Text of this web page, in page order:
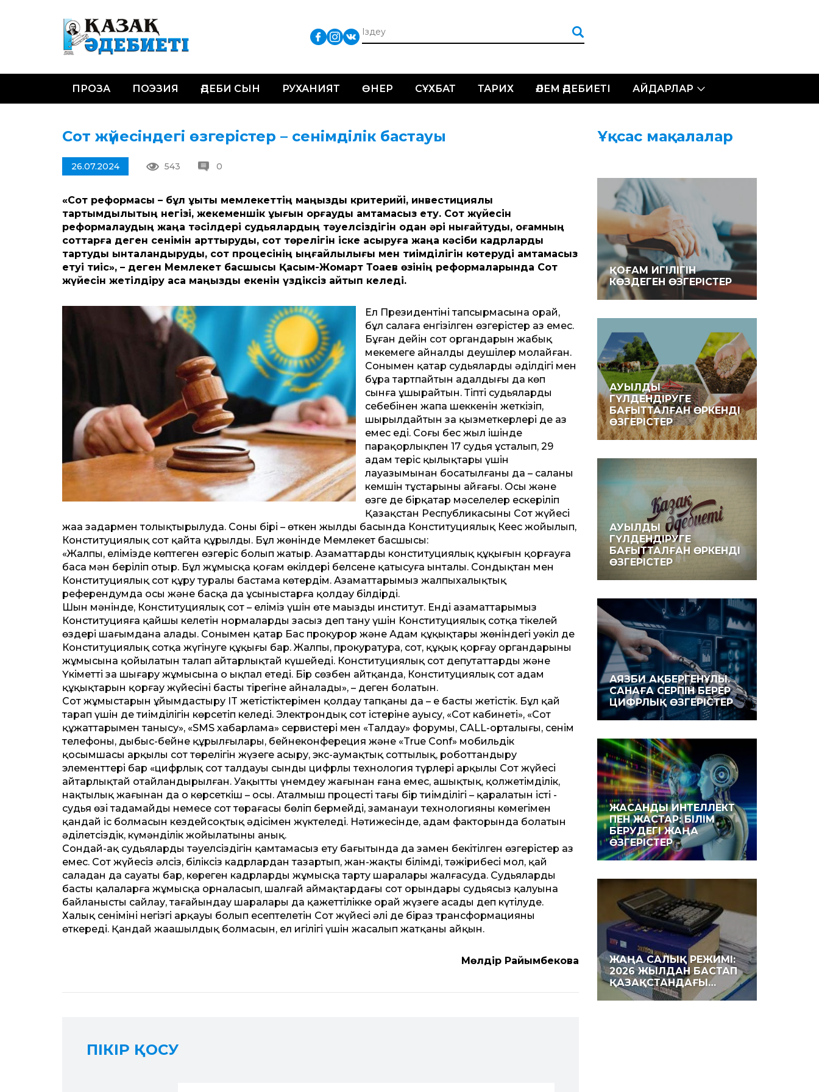
ПРОЗА ПОЭЗИЯ ӘДЕБИ СЫН РУХАНИЯТ ӨНЕР СҰХБАТ ТАРИХ ӘЛЕМ ӘДЕБИЕТІ АЙДАРЛАР
Сот жүйесіндегі өзгерістер – сенімділік бастауы
26.07.2024 543 0
«Сот реформасы – бұл құқықтық мемлекеттің маңызды критерийі, инвестициялық
тартымдылықтың негізі, жекеменшік құқығын қорғауды қамтамасыз ету. Сот жүйесін
реформалаудың жаңа тәсілдері судьялардың тәуелсіздігін одан әрі нығайтуды, қоғамның
соттарға деген сенімін арттыруды, сот төрелігін іске асыруға жаңа кәсіби кадрларды
тартуды ынталандыруды, сот процесінің ыңғайлылығы мен тиімділігін көтеруді қамтамасыз
етуі тиіс», – деген Мемлекет басшысы Қасым-Жомарт Тоқаев өзінің реформаларында Сот
жүйесін жетілдіру аса маңызды екенін үздіксіз айтып келеді.
Ел Президентінің тапсырмасына орай,
бұл салаға енгізілген өзгерістер аз емес.
Бұған дейін сот органдарын жабық
мекемеге айналды деушілер молайған.
Сонымен қатар судьялардың әділдігі мен
бұра тартпайтын адалдығы да көп
сынға ұшырайтын. Тіпті судьялардың
себебінен жапа шеккенін жеткізіп,
шырылдайтын заң қызметкерлері де аз
емес еді. Соңғы бес жыл ішінде
парақорлықпен 17 судья ұсталып, 29
адам теріс қылықтары үшін
лауазымынан босатылғаны да – саланың
кемшін тұстарының айғағы. Осы және
өзге де бірқатар мәселелер ескеріліп
Қазақстан Республикасының Сот жүйесі
жаңа заңдармен толықтырылуда. Соның бірі – өткен жылдың басында Конституциялық Кеңес жойылып,
Конституциялық сот қайта құрылды. Бұл жөнінде Мемлекет басшысы:
«Жалпы, елімізде көптеген өзгеріс болып жатыр. Азаматтардың конституциялық құқығын қорғауға
баса мән беріліп отыр. Бұл жұмысқа қоғам өкілдері белсене қатысуға ынталы. Сондықтан мен
Конституциялық сот құру туралы бастама көтердім. Азаматтарымыз жалпыхалықтық
референдумда осы және басқа да ұсыныстарға қолдау білдірді.
Шын мәнінде, Конституциялық сот – еліміз үшін өте маңызды институт. Енді азаматтарымыз
Конституцияға қайшы келетін нормаларды заңсыз деп тану үшін Конституциялық сотқа тікелей
өздері шағымдана алады. Сонымен қатар Бас прокурор және Адам құқықтары жөніндегі уәкіл де
Конституциялық сотқа жүгінуге құқығы бар. Жалпы, прокуратура, сот, құқық қорғау органдарының
жұмысына қойылатын талап айтарлықтай күшейеді. Конс­титуциялық сот депутаттардың және
Үкіметтің заң шығару жұмысына оң ықпал етеді. Бір сөзбен айтқанда, Конституциялық сот адам
құқықтарын қорғау жүйесінің басты тірегіне айналады», – деген болатын.
Сот жұмыстарын ұйымдастыру IT жетістіктерімен қолдау тапқаны да – ең басты жетістік. Бұл қай
тарап үшін де тиімділігін көрсетіп келеді. Электрондық сот істеріне ауысу, «Сот кабинеті», «Сот
құжаттарымен танысу», «SMS хабарлама» сервистері мен «Талдау» форумы, CALL-орталығы, сенім
телефоны, дыбыс-бейне құрылғылары, бейнеконфереция және «True Conf» мобильдік
қосымшасы арқылы сот төрелігін жүзеге асыру, экс-аумақтық соттылық, роботтандыру
элементтері бар «цифрлық сот талдауы сынды цифрлы технология түрлері арқылы Сот жүйесі
айтарлықтай оңтайландырылған. Уақытты үнемдеу жағынан ғана емес, ашықтық, қолжетімділік,
нақтылық жағынан да оң көрсеткіш – осы. Аталмыш процестің тағы бір тиімділігі – қаралатын істі ­
судья­ өзі таңдамайды немесе сот төрағасы бөліп бермейді, заманауи технологияның көмегімен
қандай іс болмасын кездейсоқтық әдісімен жүктеледі. Нәтижесінде, адам факторында болатын
әділетсіздік, күмәнділік жойы­латыны анық.
Сондай-ақ судьялардың тәуелсіздігін қамтамасыз ету бағытында да заңмен бекітілген өзгерістер аз
емес. Сот жүйесіз әлсіз, біліксіз кадрлардан тазартып, жан-жақты білімді, тәжірибесі мол, қай
саладан да сауаты бар, көреген кадрларды жұмысқа тарту шаралары жалғасуда. Судьялардың
басты қалаларға жұмысқа орналасып, шалғай аймақтардағы сот орындары судьясыз қалуына
байланысты сайлау, тағайындау шаралары да қажеттілікке орай жүзеге асады деп күтілуде.
Халық сенімінің негізгі арқауы болып есептелетін Сот жүйесі әлі де біраз трансформацияны
өткереді. Қандай жаңашылдық болмасын, ел игілігі үшін жасалып жатқаны айқын.
Мөлдір Райымбекова
ПІКІР ҚОСУ
Ұқсас мақалалар
ҚОҒАМ ИГІЛІГІН
КӨЗДЕГЕН ӨЗГЕРІСТЕР
АУЫЛДЫ
ГҮЛДЕНДІРУГЕ
БАҒЫТТАЛҒАН ӨРКЕНДІ
ӨЗГЕРІСТЕР
АУЫЛДЫ
ГҮЛДЕНДІРУГЕ
БАҒЫТТАЛҒАН ӨРКЕНДІ
ӨЗГЕРІСТЕР
АЯЗБИ АҚБЕРГЕНҰЛЫ.
САНАҒА СЕРПІН БЕРЕР
ЦИФРЛЫҚ ӨЗГЕРІСТЕР
ЖАСАНДЫ ИНТЕЛЛЕКТ
ПЕН ЖАСТАР: БІЛІМ
БЕРУДЕГІ ЖАҢА
ӨЗГЕРІСТЕР
ЖАҢА САЛЫҚ РЕЖИМІ:
2026 ЖЫЛДАН БАСТАП
ҚАЗАҚСТАНДАҒЫ…